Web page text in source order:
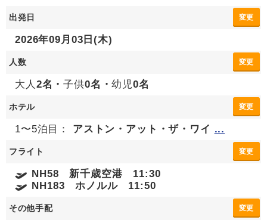
出発日 変更
2026年09月03日(木)
人数 変更
大人 2名・子供0名・幼児0名
ホテル 変更
1〜5泊目： アストン・アット・ザ・ワイ ...
フライト 変更
NH58 新千歳空港 11:30
NH183 ホノルル 11:50
その他手配 変更